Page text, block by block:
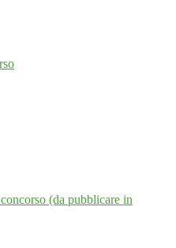
(da pubblicare in